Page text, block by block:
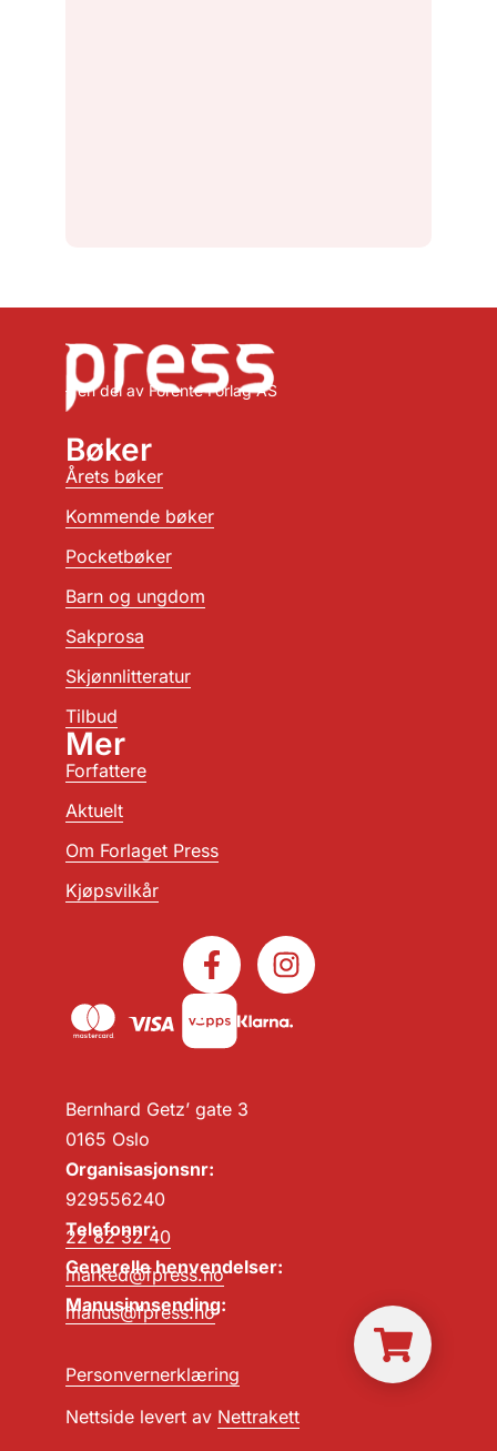
– en del av Forente Forlag AS
Bernhard Getz’ gate 3
0165 Oslo
Organisasjonsnr:
929556240
Telefonnr:
22 82 32 40
Generelle henvendelser:
marked@fpress.no
Manusinnsending:
manus@fpress.no
Personvernerklæring
Nettside levert av Nettrakett
Bøker
Årets bøker
Kommende bøker
Pocketbøker
Barn og ungdom
Sakprosa
Skjønnlitteratur
Tilbud
Mer
Forfattere
Aktuelt
Om Forlaget Press
Kjøpsvilkår